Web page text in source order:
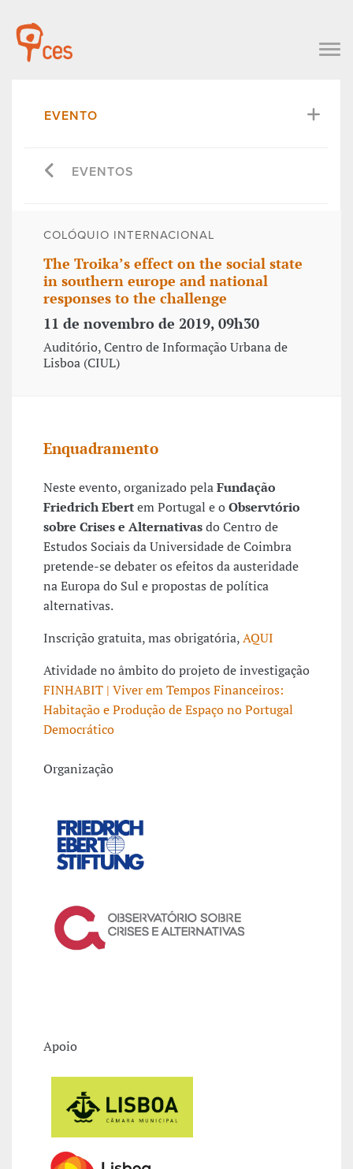
EVENTO
EVENTOS
COLÓQUIO INTERNACIONAL
The Troika’s effect on the social state
in southern europe and national
responses to the challenge
11 de novembro de 2019, 09h30
Auditório, Centro de Informação Urbana de
Lisboa (CIUL)
Enquadramento
Neste evento, organizado pelaFundação
Friedrich Ebertem Portugal e oObservtório
sobre Crises e Alternativasdo Centro de
Estudos Sociais da Universidade de Coimbra
pretende-se debater os efeitos da austeridade
na Europa do Sul e propostas de política
alternativas.
Inscrição gratuita, mas obrigatória,AQUI
Atividade no âmbito do projeto de investigação
FINHABIT | Viver em Tempos Financeiros:
Habitação e Produção de Espaço no Portugal
Democrático
Organização
Apoio